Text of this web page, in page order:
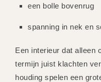
een bolle bovenrug
spanning in nek en
Een interieur dat alleen
termijn juist klachten
houding spelen een